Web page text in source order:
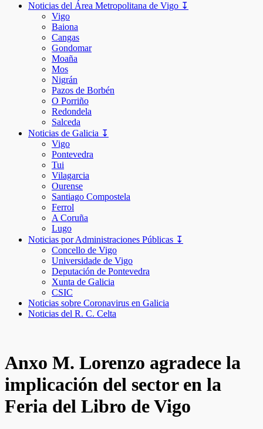
Noticias del Área Metropolitana de Vigo ↧
Vigo
Baiona
Cangas
Gondomar
Moaña
Mos
Nigrán
Pazos de Borbén
O Porriño
Redondela
Salceda
Noticias de Galicia ↧
Vigo
Pontevedra
Tui
Vilagarcia
Ourense
Santiago Compostela
Ferrol
A Coruña
Lugo
Noticias por Administraciones Públicas ↧
Concello de Vigo
Universidade de Vigo
Deputación de Pontevedra
Xunta de Galicia
CSIC
Noticias sobre Coronavirus en Galicia
Noticias del R. C. Celta
Anxo M. Lorenzo agradece la
implicación del sector en la
Feria del Libro de Vigo